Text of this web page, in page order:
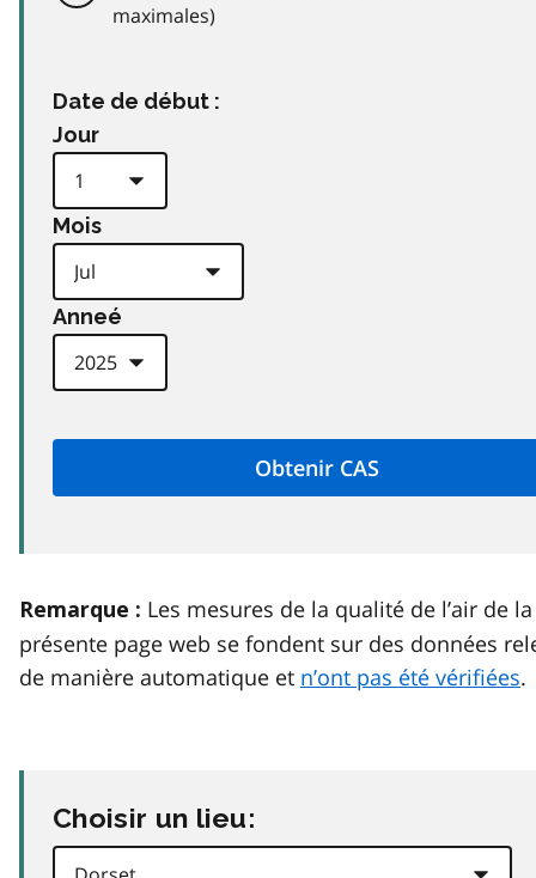
maximales)
Date de début :
Jour
Mois
Anneé
Remarque : Les mesures de la qualité de l’air de la
présente page web se fondent sur des données
de manière automatique et n’ont pas été vérifiées.
Choisir un lieu: